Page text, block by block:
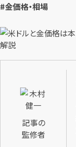
#金価格・相場
記事の
監修者